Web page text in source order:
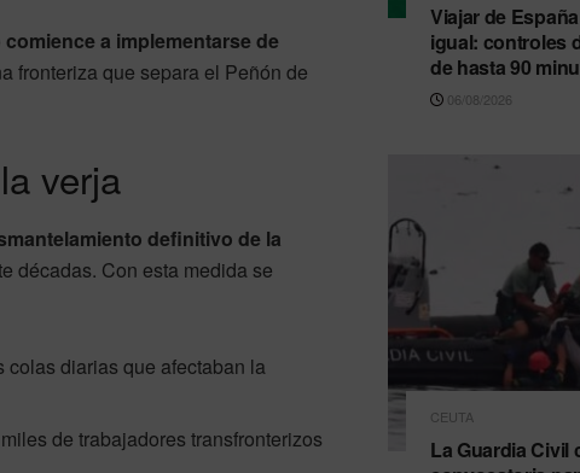
comience a implementarse de
fronteriza que separa el Peñón de
verja
definitivo de la
décadas. Con esta medida se
colas diarias que afectaban la
de trabajadores transfronterizos
Viajar de
igual: controles
de hasta 90
06/08/2026
CEUTA
La Guardia Civil